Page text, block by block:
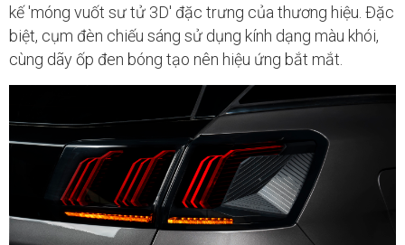
kế 'móng vuốt sư tử 3D' đặc trưng của thương hiệu. Đặc
biệt, cụm đèn chiếu sáng sử dụng kính dạng màu khói,
cùng dãy ốp đen bóng tạo nên hiệu ứng bắt mắt.